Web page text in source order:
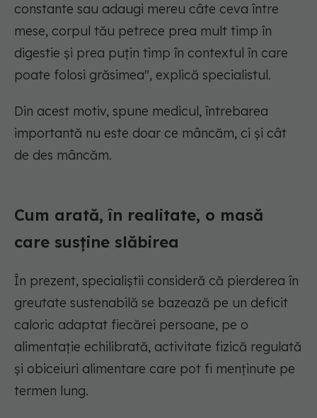
constante sau adaugi mereu câte ceva între
mese, corpul tău petrece prea mult timp în
digestie și prea puțin timp în contextul în care
poate folosi grăsimea", explică specialistul.
Din acest motiv, spune medicul, întrebarea
importantă nu este doar ce mâncăm, ci și cât
de des mâncăm.
Cum arată, în realitate, o masă
care susține slăbirea
În prezent, specialiștii consideră că pierderea în
greutate sustenabilă se bazează pe un deficit
caloric adaptat fiecărei persoane, pe o
alimentație echilibrată, activitate fizică regulată
și obiceiuri alimentare care pot fi menținute pe
termen lung.